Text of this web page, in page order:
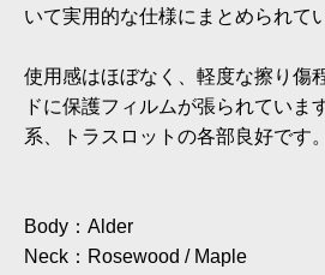
いて実用的な仕様にまとめられて
使用感はほぼなく、軽度な擦り傷
ドに保護フィルムが張られていま
系、トラスロットの各部良好です。
Body：Alder
Neck：Rosewood / Maple